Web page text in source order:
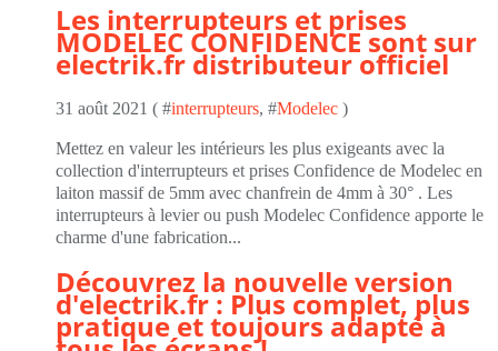
Les interrupteurs et prises
MODELEC CONFIDENCE sont sur
electrik.fr distributeur officiel
31 août 2021 ( #interrupteurs, #Modelec )
Mettez en valeur les intérieurs les plus exigeants avec la
collection d'interrupteurs et prises Confidence de Modelec en
laiton massif de 5mm avec chanfrein de 4mm à 30° . Les
interrupteurs à levier ou push Modelec Confidence apporte le
charme d'une fabrication...
Découvrez la nouvelle version
d'electrik.fr : Plus complet, plus
pratique et toujours adapté à